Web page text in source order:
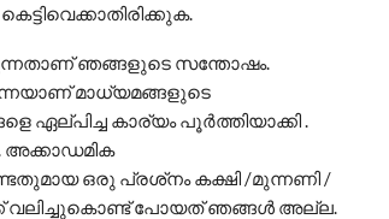
ഞങ്ങളുടെ സന്തോഷം.
മാധ്യമങ്ങളുടെ
ഏല്പിച്ച കാര്യം പൂര്‍ത്തിയാക്കി .
അക്കാഡമിക
ഒരു പ്രശ്‌നം കക്ഷി /മുന്നണി /
വലിച്ചുകൊണ്ട് പോയത് ഞങ്ങള്‍ അല്ല.